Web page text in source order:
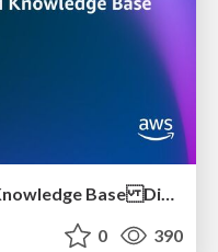
Amazon Bedrock Managed Knowledge Base Dive Deep
0 390